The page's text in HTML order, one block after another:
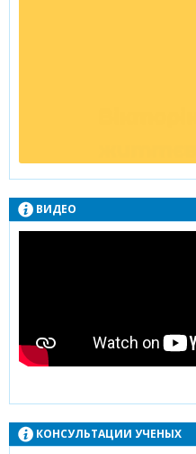
ВИДЕО
КОНСУЛЬТАЦИИ УЧЕНЫХ